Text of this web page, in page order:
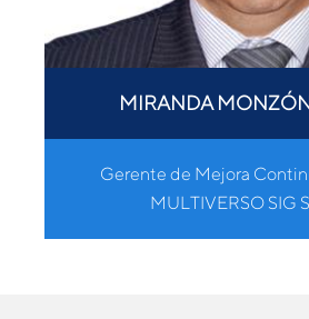
MIRANDA
Gerente de Mejora
MULTIVERSO SIG